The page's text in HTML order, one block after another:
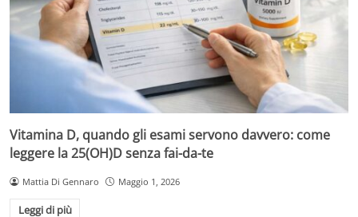
Vitamina D, quando gli esami servono davvero: come
leggere la 25(OH)D senza fai-da-te
Mattia Di Gennaro Maggio 1, 2026
Leggi di più